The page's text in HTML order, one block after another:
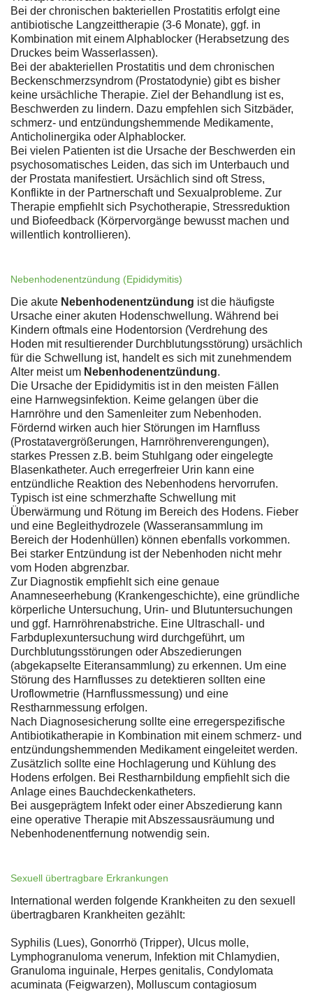
Bei der chronischen bakteriellen Prostatitis erfolgt eine
antibiotische Langzeittherapie (3-6 Monate), ggf. in
Kombination mit einem Alphablocker (Herabsetzung des
Druckes beim Wasserlassen).
Bei der abakteriellen Prostatitis und dem chronischen
Beckenschmerzsyndrom (Prostatodynie) gibt es bisher
keine ursächliche Therapie. Ziel der Behandlung ist es,
Beschwerden zu lindern. Dazu empfehlen sich Sitzbäder,
schmerz- und entzündungshemmende Medikamente,
Anticholinergika oder Alphablocker.
Bei vielen Patienten ist die Ursache der Beschwerden ein
psychosomatisches Leiden, das sich im Unterbauch und
der Prostata manifestiert. Ursächlich sind oft Stress,
Konflikte in der Partnerschaft und Sexualprobleme. Zur
Therapie empfiehlt sich Psychotherapie, Stressreduktion
und Biofeedback (Körpervorgänge bewusst machen und
willentlich kontrollieren).
Nebenhodenentzündung (Epididymitis)
Die akute Nebenhodenentzündung ist die häufigste
Ursache einer akuten Hodenschwellung. Während bei
Kindern oftmals eine Hodentorsion (Verdrehung des
Hoden mit resultierender Durchblutungsstörung) ursächlich
für die Schwellung ist, handelt es sich mit zunehmendem
Alter meist um Nebenhodenentzündung.
Die Ursache der Epididymitis ist in den meisten Fällen
eine Harnwegsinfektion. Keime gelangen über die
Harnröhre und den Samenleiter zum Nebenhoden.
Fördernd wirken auch hier Störungen im Harnfluss
(Prostatavergrößerungen, Harnröhrenverengungen),
starkes Pressen z.B. beim Stuhlgang oder eingelegte
Blasenkatheter. Auch erregerfreier Urin kann eine
entzündliche Reaktion des Nebenhodens hervorrufen.
Typisch ist eine schmerzhafte Schwellung mit
Überwärmung und Rötung im Bereich des Hodens. Fieber
und eine Begleithydrozele (Wasseransammlung im
Bereich der Hodenhüllen) können ebenfalls vorkommen.
Bei starker Entzündung ist der Nebenhoden nicht mehr
vom Hoden abgrenzbar.
Zur Diagnostik empfiehlt sich eine genaue
Anamneseerhebung (Krankengeschichte), eine gründliche
körperliche Untersuchung, Urin- und Blutuntersuchungen
und ggf. Harnröhrenabstriche. Eine Ultraschall- und
Farbduplexuntersuchung wird durchgeführt, um
Durchblutungsstörungen oder Abszedierungen
(abgekapselte Eiteransammlung) zu erkennen. Um eine
Störung des Harnflusses zu detektieren sollten eine
Uroflowmetrie (Harnflussmessung) und eine
Restharnmessung erfolgen.
Nach Diagnosesicherung sollte eine erregerspezifische
Antibiotikatherapie in Kombination mit einem schmerz- und
entzündungshemmenden Medikament eingeleitet werden.
Zusätzlich sollte eine Hochlagerung und Kühlung des
Hodens erfolgen. Bei Restharnbildung empfiehlt sich die
Anlage eines Bauchdeckenkatheters.
Bei ausgeprägtem Infekt oder einer Abszedierung kann
eine operative Therapie mit Abszessausräumung und
Nebenhodenentfernung notwendig sein.
Sexuell übertragbare Erkrankungen
International werden folgende Krankheiten zu den sexuell
übertragbaren Krankheiten gezählt:
Syphilis (Lues), Gonorrhö (Tripper), Ulcus molle,
Lymphogranuloma venerum, Infektion mit Chlamydien,
Granuloma inguinale, Herpes genitalis, Condylomata
acuminata (Feigwarzen), Molluscum contagiosum